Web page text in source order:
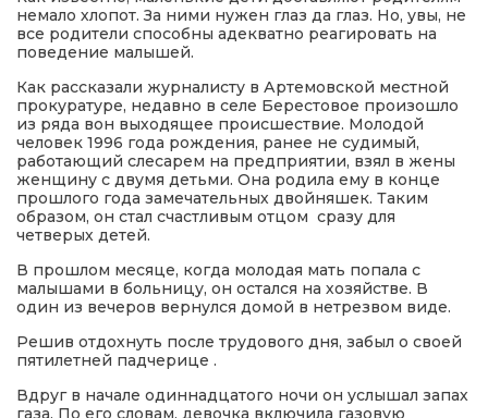
політика
місія
немало хлопот. За ними нужен глаз да глаз. Но, увы, не
все родители способны адекватно реагировать на
поведение малышей.
Как рассказали журналисту в Артемовской местной
прокуратуре, недавно в селе Берестовое произошло
из ряда вон выходящее происшествие. Молодой
человек 1996 года рождения, ранее не судимый,
работающий слесарем на предприятии, взял в жены
женщину с двумя детьми. Она родила ему в конце
прошлого года замечательных двойняшек. Таким
образом, он стал счастливым отцом сразу для
четверых детей.
В прошлом месяце, когда молодая мать попала с
малышами в больницу, он остался на хозяйстве. В
один из вечеров вернулся домой в нетрезвом виде.
Решив отдохнуть после трудового дня, забыл о своей
пятилетней падчерице .
Вдруг в начале одиннадцатого ночи он услышал запах
газа. По его словам, девочка включила газовую